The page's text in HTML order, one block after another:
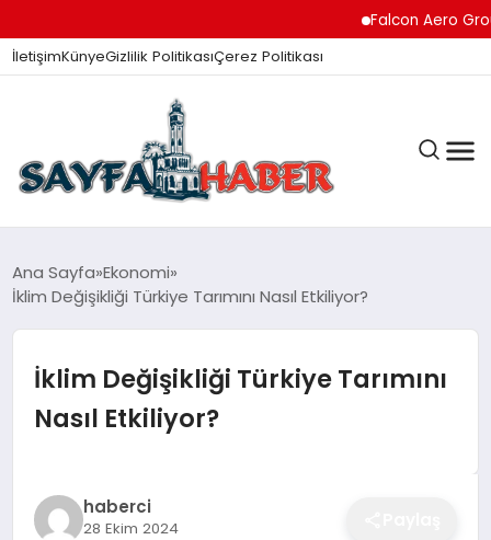
Falcon Aero Group,
İletişimKünyeGizlilik PolitikasıÇerez Politikası
ANA SAYFA
İZMIR HABERLERI
EĞITIM
Ana Sayfa Ekonomi
İklim Değişikliği Türkiye Tarımını Nasıl Etkiliyor?
İklim Değişikliği Türkiye Tarımını
Nasıl Etkiliyor?
haberci
28 Ekim 2024